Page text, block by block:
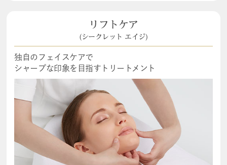
リフトケア
(シークレット エイジ)
独自のフェイスケアで
シャープな印象を目指すトリートメント